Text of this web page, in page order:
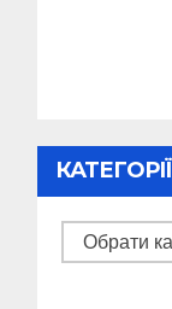
КАТЕГОРІЇ
Категорії